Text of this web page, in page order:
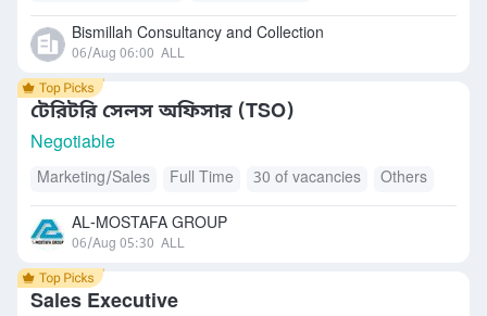
Bismillah Consultancy and Collection
06/Aug 06:00 ALL
টেরিটরি সেলস অফিসার (TSO)
Negotiable
Marketing/Sales Full Time 30 of vacancies Others
AL-MOSTAFA GROUP
06/Aug 05:30 ALL
Sales Executive